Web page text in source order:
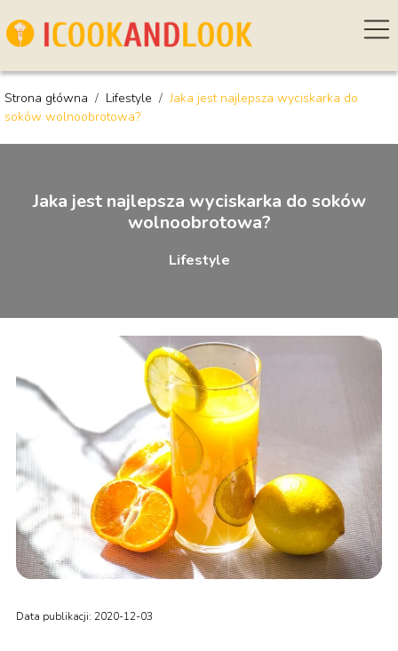
Strona główna / Lifestyle /Jaka jest najlepsza wyciskarka do
soków wolnoobrotowa?
Jaka jest najlepsza wyciskarka do soków
wolnoobrotowa?
Lifestyle
Data publikacji: 2020-12-03